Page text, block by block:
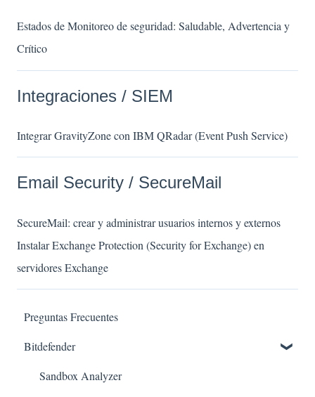
Estados de Monitoreo de seguridad: Saludable, Advertencia y
Crítico
Integraciones / SIEM
Integrar GravityZone con IBM QRadar (Event Push Service)
Email Security / SecureMail
SecureMail: crear y administrar usuarios internos y externos
Instalar Exchange Protection (Security for Exchange) en
servidores Exchange
Preguntas Frecuentes
Bitdefender
Sandbox Analyzer